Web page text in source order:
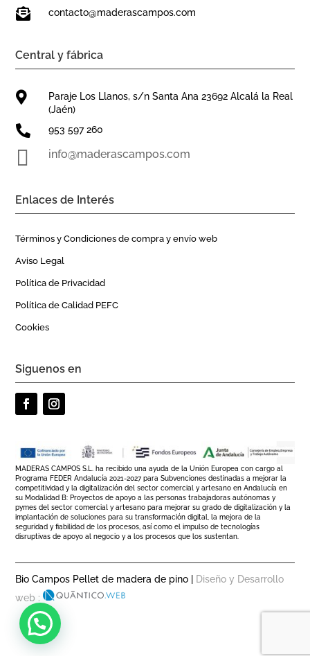
 contacto@maderascampos.com
Central y fábrica

Paraje Los Llanos, s/n Santa Ana 23692 Alcalá la Real
(Jaén)
 953 597 260
 info@maderascampos.com
Enlaces de Interés
Términos y Condiciones de compra y envío web
Aviso Legal
Política de Privacidad
Política de Calidad PEFC
Cookies
Siguenos en
MADERAS CAMPOS S.L. ha recibido una ayuda de la Unión Europea con cargo al
Programa FEDER Andalucía 2021-2027 para Subvenciones destinadas a mejorar la
competitividad y la digitalización del sector comercial y artesano en Andalucía en
su Modalidad B: Proyectos de apoyo a las personas trabajadoras autónomas y
pymes del sector comercial y artesano para mejorar su grado de digitalización y la
implantación de soluciones para su transformación digital, la mejora de la
seguridad y fiabilidad de los procesos, así como el impulso de tecnologías
disruptivas de apoyo al negocio y a los procesos que los sustentan.
Bio Campos Pellet de madera de pino | Diseño y Desarrollo
web :